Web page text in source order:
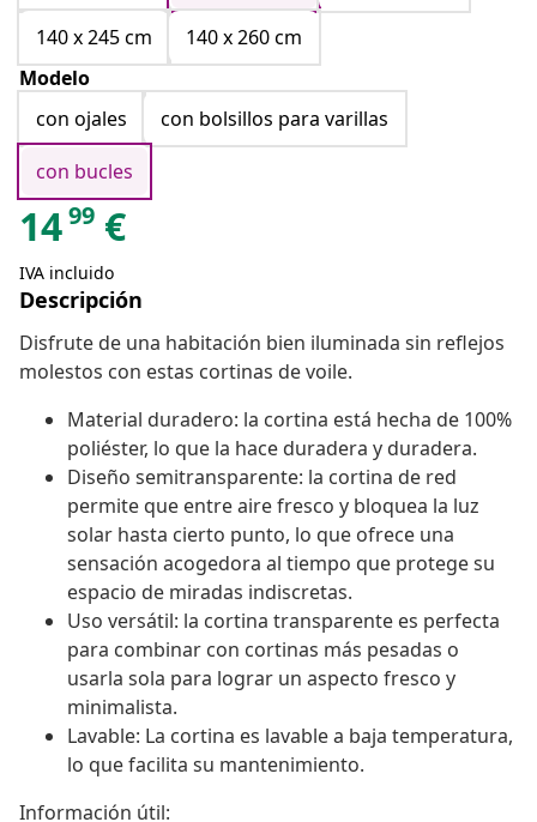
140 x 245 cm
140 x 260 cm
Modelo
con ojales
con bolsillos para varillas
con bucles
1499 €
IVA incluido
Descripción
Disfrute de una habitación bien iluminada sin reflejos
molestos con estas cortinas de voile.
Material duradero: la cortina está hecha de 100%
poliéster, lo que la hace duradera y duradera.
Diseño semitransparente: la cortina de red
permite que entre aire fresco y bloquea la luz
solar hasta cierto punto, lo que ofrece una
sensación acogedora al tiempo que protege su
espacio de miradas indiscretas.
Uso versátil: la cortina transparente es perfecta
para combinar con cortinas más pesadas o
usarla sola para lograr un aspecto fresco y
minimalista.
Lavable: La cortina es lavable a baja temperatura,
lo que facilita su mantenimiento.
Información útil: